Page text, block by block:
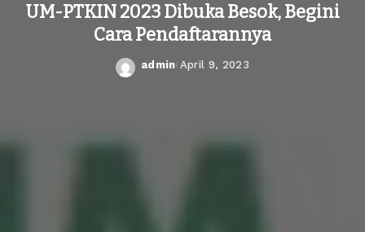
UM-PTKIN 2023 Dibuka Besok, Begini
Cara Pendaftarannya
Posted
admin April 9, 2023